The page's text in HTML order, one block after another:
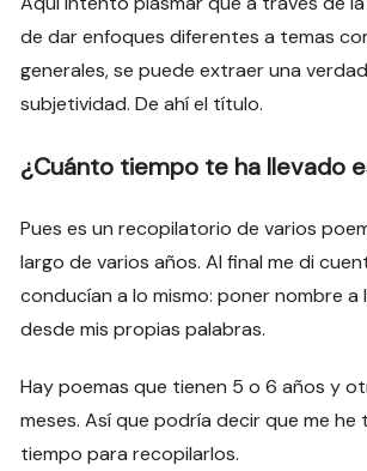
de dar enfoques diferentes a temas
generales, se puede extraer una
subjetividad. De ahí el título.
¿Cuánto tiempo te ha llevado
Pues es un recopilatorio de varios
largo de varios años. Al final me di
conducían a lo mismo: poner nombre a
desde mis propias palabras.
Hay poemas que tienen 5 o 6 años y
meses. Así que podría decir que me he
tiempo para recopilarlos.